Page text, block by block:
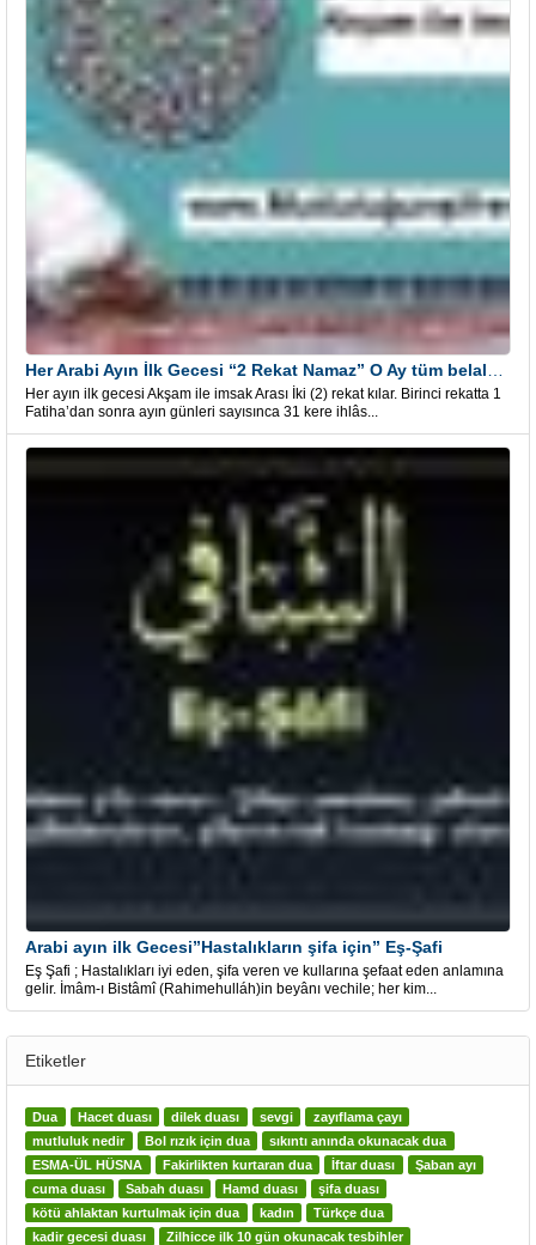
Her ayın ilk gecesi Akşam ile imsak Arası İki (2) rekat kılar. Birinci rekatta 1
Fatiha’dan sonra ayın günleri sayısınca 31 kere ihlâs...
Arabi ayın ilk Gecesi”Hastalıkların şifa için” Eş-Şafi
Eş Şafi ; Hastalıkları iyi eden, şifa veren ve kullarına şefaat eden anlamına
gelir. İmâm-ı Bistâmî (Rahimehulláh)in beyânı vechile; her kim...
Etiketler
Dua Hacet duası dilek duası sevgi
zayıflama çayı
mutluluk nedir
Bol rızık için dua
sıkıntı anında okunacak dua
ESMA-ÜL HÜSNA
Fakirlikten kurtaran dua İftar duası
Şaban ayı
cuma duası
Sabah duası Hamd duası
şifa duası
kötü ahlaktan kurtulmak için dua
kadın
Türkçe dua
kadir gecesi duası
Zilhicce ilk 10 gün okunacak tesbihler